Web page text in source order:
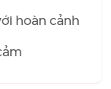
hoàn cảnh